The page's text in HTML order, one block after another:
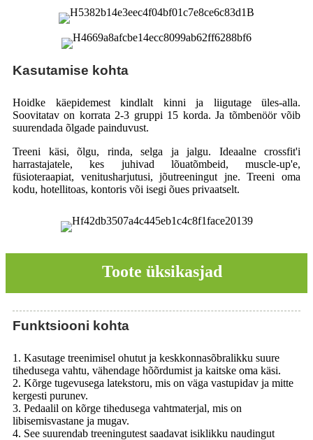
Kasutamise kohta
Hoidke käepidemest kindlalt kinni ja liigutage üles-alla.
Soovitatav on korrata 2-3 gruppi 15 korda. Ja tõmbenöör võib
suurendada õlgade painduvust.
Treeni käsi, õlgu, rinda, selga ja jalgu. Ideaalne crossfit'i
harrastajatele, kes juhivad lõuatõmbeid, muscle-up'e,
füsioteraapiat, venitusharjutusi, jõutreeningut jne. Treeni oma
kodu, hotellitoas, kontoris või isegi õues privaatselt.
Toote üksikasjad
Funktsiooni kohta
1. Kasutage treenimisel ohutut ja keskkonnasõbralikku suure
tihedusega vahtu, vähendage hõõrdumist ja kaitske oma käsi.
2. Kõrge tugevusega latekstoru, mis on väga vastupidav ja mitte
kergesti purunev.
3. Pedaalil on kõrge tihedusega vahtmaterjal, mis on
libisemisvastane ja mugav.
4. See suurendab treeningutest saadavat isiklikku naudingut